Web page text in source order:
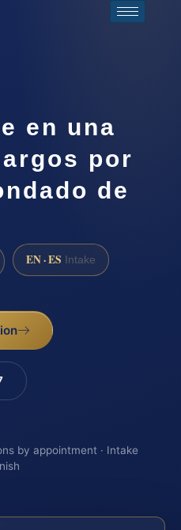
en una
por
de
EN · ES Intake
by appointment · Intake